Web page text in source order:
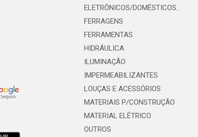
ELETRÔNICOS/DOMÉSTICOS..
FERRAGENS
FERRAMENTAS
HIDRÁULICA
ILUMINAÇÃO
IMPERMEABILIZANTES
LOUÇAS E ACESSÓRIOS
MATERIAIS P/CONSTRUÇÃO
MATERIAL ELÉTRICO
OUTROS